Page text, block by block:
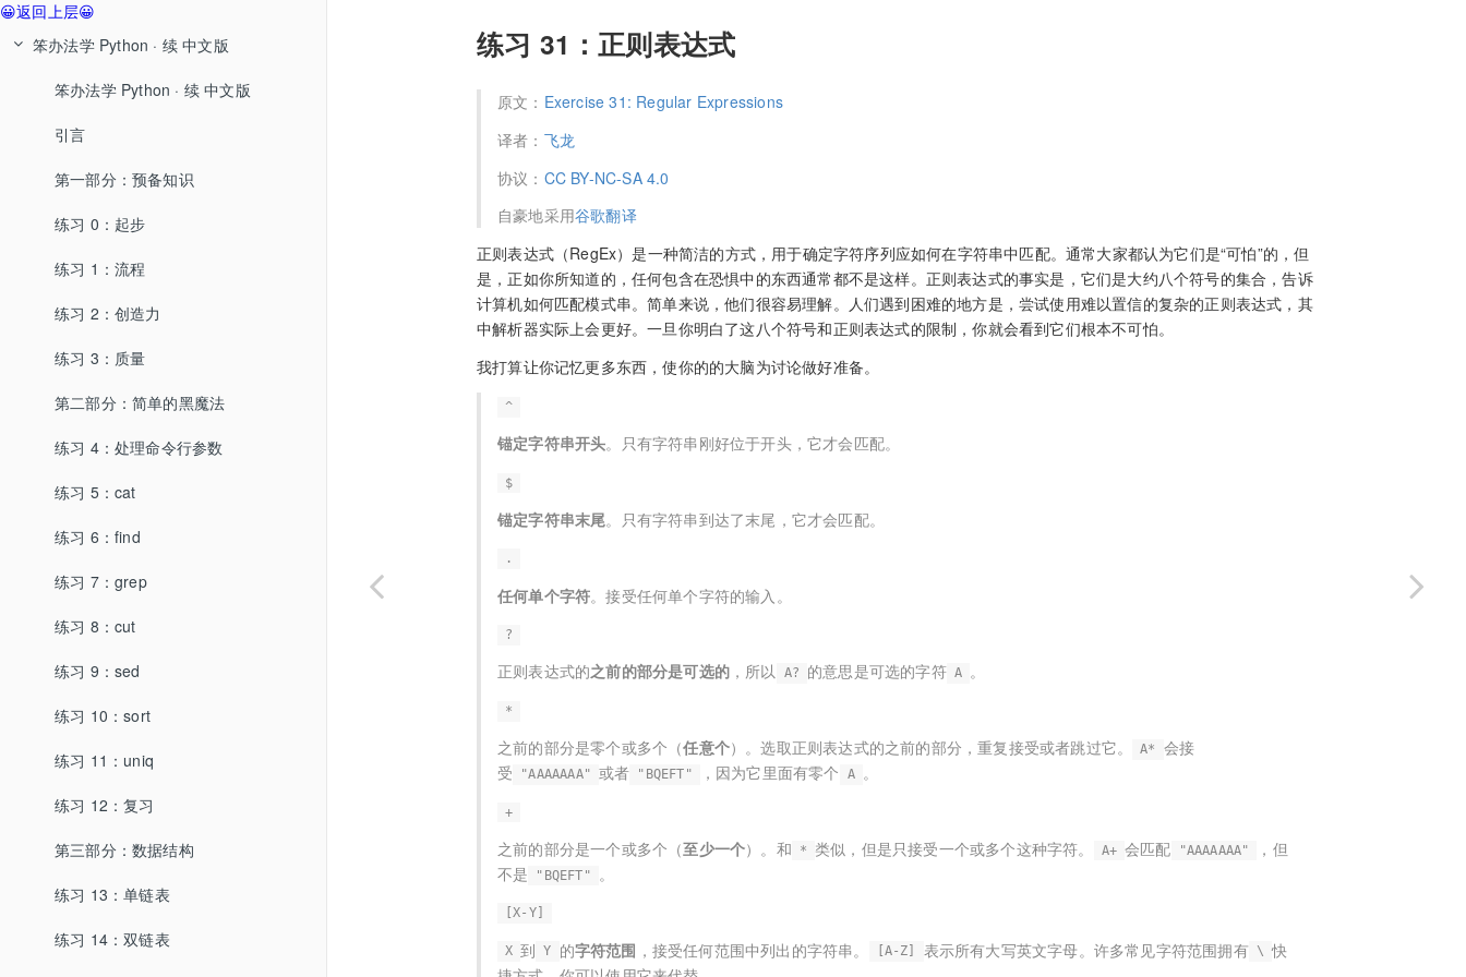
😀返回上层😀
笨办法学 Python · 续 中文版
笨办法学 Python · 续 中文版
引言
第一部分：预备知识
练习 0：起步
练习 1：流程
练习 2：创造力
练习 3：质量
第二部分：简单的黑魔法
练习 4：处理命令行参数
练习 5：cat
练习 6：find
练习 7：grep
练习 8：cut
练习 9：sed
练习 10：sort
练习 11：uniq
练习 12：复习
第三部分：数据结构
练习 13：单链表
练习 14：双链表
练习 31：正则表达式
原文： Exercise 31: Regular Expressions
译者： 飞龙
协议： CC BY-NC-SA 4.0
自豪地采用谷歌翻译
正则表达式（RegEx）是一种简洁的方式，用于确定字符序列应如何在字符串中匹配。通常大家都认为它们是“可怕”的，但
是，正如你所知道的，任何包含在恐惧中的东西通常都不是这样。正则表达式的事实是，它们是大约八个符号的集合，告诉
计算机如何匹配模式串。简单来说，他们很容易理解。人们遇到困难的地方是，尝试使用难以置信的复杂的正则表达式，其
中解析器实际上会更好。一旦你明白了这八个符号和正则表达式的限制，你就会看到它们根本不可怕。
我打算让你记忆更多东西，使你的的大脑为讨论做好准备。
^
锚定字符串开头。只有字符串刚好位于开头，它才会匹配。
$
锚定字符串末尾。只有字符串到达了末尾，它才会匹配。
.
任何单个字符。接受任何单个字符的输入。
?
正则表达式的之前的部分是可选的 ，所以 A? 的意思是可选的字符 A 。
*
之前的部分是零个或多个（任意个）。选取正则表达式的之前的部分，重复接受或者跳过它。 A*
会接
受
"AAAAAAA" 或者 "BQEFT" ，因为它里面有零个 A 。
+
之前的部分是一个或多个（至少一个）。和 * 类似，但是只接受一个或多个这种字符。 A+ 会匹配 "AAAAAAA"
，但
不是
"BQEFT" 。
[X-Y]
X 到 Y 的字符范围 ，接受任何范围中列出的字符串。 [A-Z] 表示所有大写英文字母。许多常见字符范围拥有 \ 快